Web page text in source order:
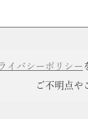
イバシーポリシー
ご不明点や